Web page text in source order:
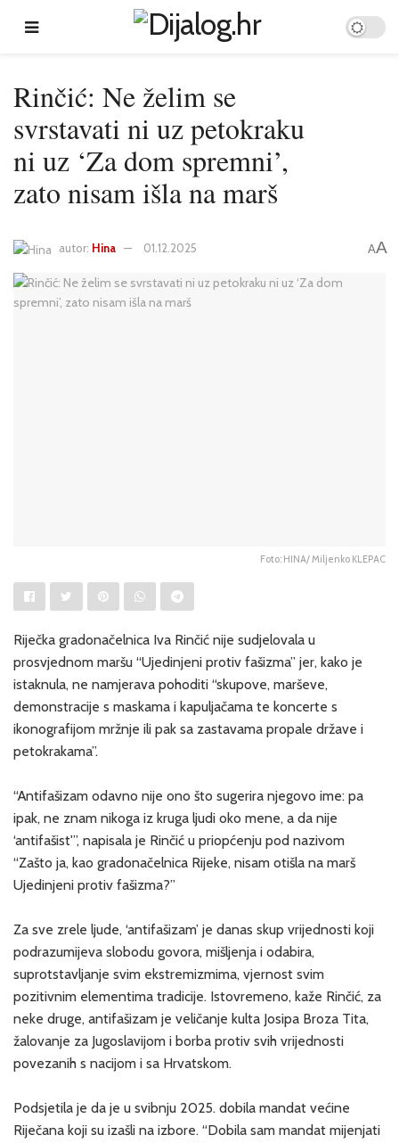
Rinčić: Ne želim se
svrstavati ni uz petokraku
ni uz ‘Za dom spremni’,
zato nisam išla na marš
autor: Hina 01.12.2025 AA
Foto: HINA/ Miljenko KLEPAC
Riječka gradonačelnica Iva Rinčić nije sudjelovala u
prosvjednom maršu “Ujedinjeni protiv fašizma” jer, kako je
istaknula, ne namjerava pohoditi “skupove, marševe,
demonstracije s maskama i kapuljačama te koncerte s
ikonografijom mržnje ili pak sa zastavama propale države i
petokrakama”.
“Antifašizam odavno nije ono što sugerira njegovo ime: pa
ipak, ne znam nikoga iz kruga ljudi oko mene, a da nije
‘antifašist'”, napisala je Rinčić u priopćenju pod nazivom
“Zašto ja, kao gradonačelnica Rijeke, nisam otišla na marš
Ujedinjeni protiv fašizma?”
Za sve zrele ljude, ‘antifašizam’ je danas skup vrijednosti koji
podrazumijeva slobodu govora, mišljenja i odabira,
suprotstavljanje svim ekstremizmima, vjernost svim
pozitivnim elementima tradicije. Istovremeno, kaže Rinčić, za
neke druge, antifašizam je veličanje kulta Josipa Broza Tita,
žalovanje za Jugoslavijom i borba protiv svih vrijednosti
povezanih s nacijom i sa Hrvatskom.
Podsjetila je da je u svibnju 2025. dobila mandat većine
Riječana koji su izašli na izbore. “Dobila sam mandat mijenjati